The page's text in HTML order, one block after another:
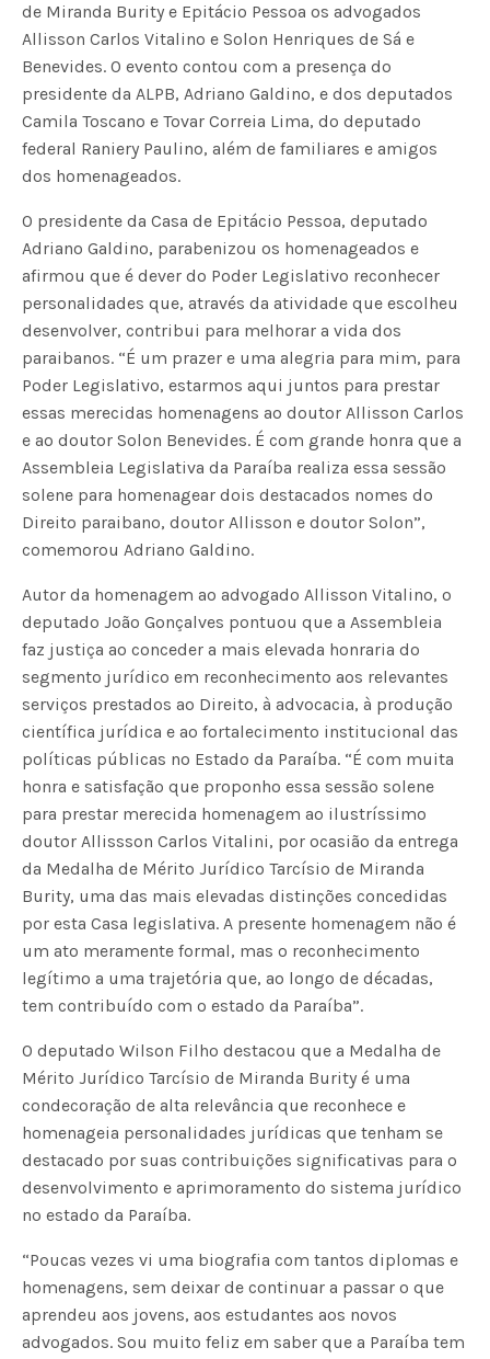
de Miranda Burity e Epitácio Pessoa os advogados
Allisson Carlos Vitalino e Solon Henriques de Sá e
Benevides. O evento contou com a presença do
presidente da ALPB, Adriano Galdino, e dos deputados
Camila Toscano e Tovar Correia Lima, do deputado
federal Raniery Paulino, além de familiares e amigos
dos homenageados.
O presidente da Casa de Epitácio Pessoa, deputado
Adriano Galdino, parabenizou os homenageados e
afirmou que é dever do Poder Legislativo reconhecer
personalidades que, através da atividade que escolheu
desenvolver, contribui para melhorar a vida dos
paraibanos. “É um prazer e uma alegria para mim, para
Poder Legislativo, estarmos aqui juntos para prestar
essas merecidas homenagens ao doutor Allisson Carlos
e ao doutor Solon Benevides. É com grande honra que a
Assembleia Legislativa da Paraíba realiza essa sessão
solene para homenagear dois destacados nomes do
Direito paraibano, doutor Allisson e doutor Solon”,
comemorou Adriano Galdino.
Autor da homenagem ao advogado Allisson Vitalino, o
deputado João Gonçalves pontuou que a Assembleia
faz justiça ao conceder a mais elevada honraria do
segmento jurídico em reconhecimento aos relevantes
serviços prestados ao Direito, à advocacia, à produção
científica jurídica e ao fortalecimento institucional das
políticas públicas no Estado da Paraíba. “É com muita
honra e satisfação que proponho essa sessão solene
para prestar merecida homenagem ao ilustríssimo
doutor Allissson Carlos Vitalini, por ocasião da entrega
da Medalha de Mérito Jurídico Tarcísio de Miranda
Burity, uma das mais elevadas distinções concedidas
por esta Casa legislativa. A presente homenagem não é
um ato meramente formal, mas o reconhecimento
legítimo a uma trajetória que, ao longo de décadas,
tem contribuído com o estado da Paraíba”.
O deputado Wilson Filho destacou que a Medalha de
Mérito Jurídico Tarcísio de Miranda Burity é uma
condecoração de alta relevância que reconhece e
homenageia personalidades jurídicas que tenham se
destacado por suas contribuições significativas para o
desenvolvimento e aprimoramento do sistema jurídico
no estado da Paraíba.
“Poucas vezes vi uma biografia com tantos diplomas e
homenagens, sem deixar de continuar a passar o que
aprendeu aos jovens, aos estudantes aos novos
advogados. Sou muito feliz em saber que a Paraíba tem